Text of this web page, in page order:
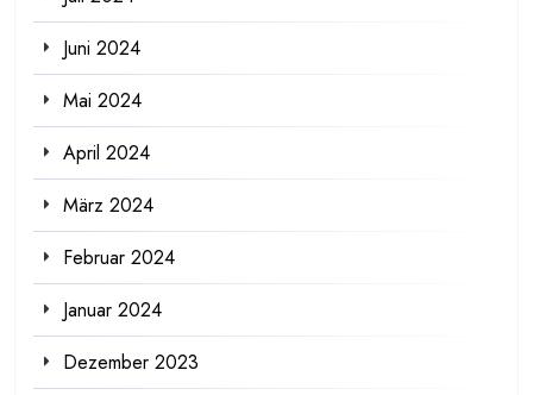
Juni 2024
Mai 2024
April 2024
März 2024
Februar 2024
Januar 2024
Dezember 2023